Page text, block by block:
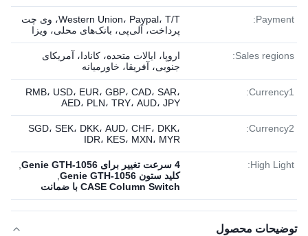
Payment:
Western Union، Paypal، T/T، وی چت
پرداخت، آلی‌پی، بانک‌های محلی، ویزا
Sales regions:
اروپا، ایالات متحده، کانادا، آمریکای
جنوبی، آفریقا، خاورمیانه
Currency1:
RMB، USD، EUR، GBP، CAD، SAR،
AED، PLN، TRY، AUD، JPY
Currency2:
SGD، SEK، DKK، AUD، CHF، DKK،
IDR، KES، MXN، MYR
High Light: 4 سرعت تغییر برای Genie GTH-1056
کلید ستون Genie GTH-1056
CASE Column Switch با ضمانت
توضیحات محصول